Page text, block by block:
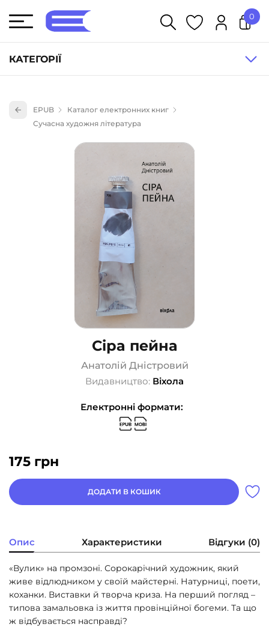
КАТЕГОРІЇ
Книги для дітей (836)
Науково-популярна література (1015)
Навчальна література та посібники (527)
Енциклопедії, довідники, словники (55)
Подарункові сертифікати (1)
0
EPUB
Каталог електронних книг
Сучасна художня література
Сіра пейна
Анатолій Дністровий
Видавництво: Віхола
Електронні формати:
175 грн
ДОДАТИ В КОШИК
Опис Характеристики Відгуки (0)
«Вулик» на промзоні. Сорокарічний художник, який
живе відлюдником у своїй майстерні. Натурниці, поети,
коханки. Виставки й творча криза. На перший погляд –
типова замальовка із життя провінційної богеми. Та що
ж відбувається насправді?